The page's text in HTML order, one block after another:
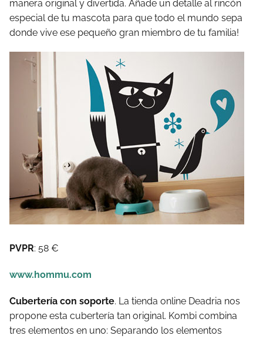
manera original y divertida. Añade un detalle al rincón
especial de tu mascota para que todo el mundo sepa
donde vive ese pequeño gran miembro de tu familia!
PVPR: 58 €
www.hommu.com
Cubertería con soporte. La tienda online Deadria nos
propone esta cubertería tan original. Kombi combina
tres elementos en uno: Separando los elementos